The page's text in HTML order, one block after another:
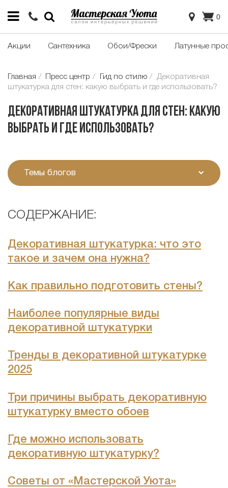
0
Акции Сантехника Обои/Фрески Латунные
Главная Пресс центр Гид по стилю
Декоративная
штукатурка для стен: какую выбрать и где использовать?
Декоративная штукатурка для стен: какую
выбрать и где использовать?
СОДЕРЖАНИЕ:
Декоративная штукатурка: что это
такое и зачем она нужна?
Как правильно подготовить стены?
Наиболее популярные виды
декоративной штукатурки
Тренды в декоративной штукатурке
2025
Три причины выбрать декоративную
штукатурку вместо обоев
Где можно использовать
декоративную штукатурку?
Советы от «Мастерской Уюта»
Темы блогов